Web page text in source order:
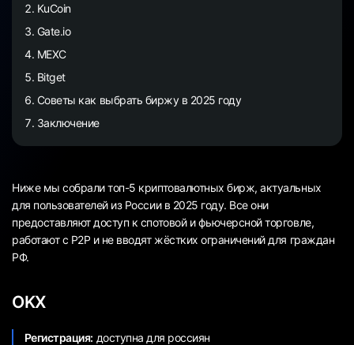
KuCoin
Gate.io
MEXC
Bitget
Советы как выбрать биржу в 2025 году
Заключение
Ниже мы собрали топ-5 криптовалютных бирж, актуальных
для пользователей из России в 2025 году. Все они
предоставляют доступ к спотовой и фьючерсной торговле,
работают с P2P и не вводят жёстких ограничений для граждан
РФ.
OKX
Регистрация: доступна для россиян